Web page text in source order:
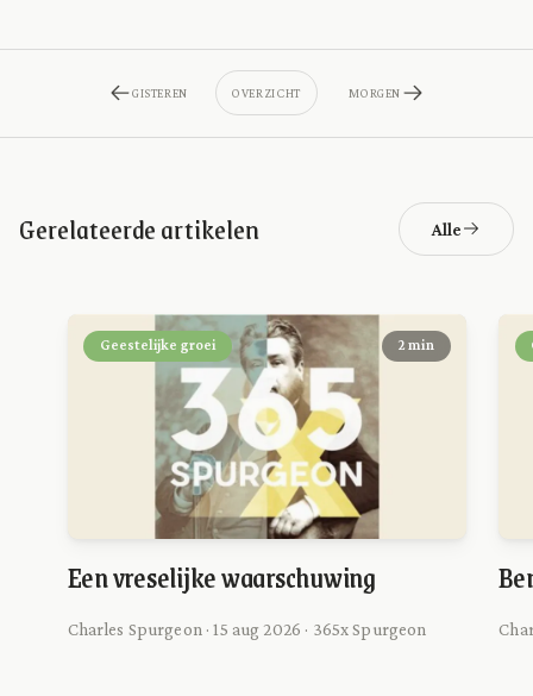
GISTEREN OVERZICHT MORGEN
Gerelateerde artikelen Alle
Geestelijke groei 2 min
Een vreselijke waarschuwing
Charles Spurgeon · 15 aug 2026 · 365x Spurgeon